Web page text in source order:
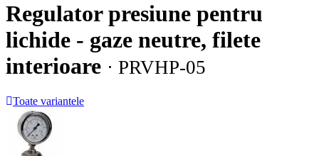
Regulator presiune pentru
lichide - gaze neutre, filete
interioare · PRVHP-05
Toate variantele